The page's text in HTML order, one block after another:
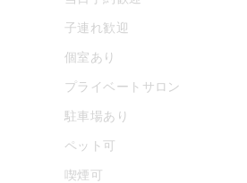
子連れ歓迎
個室あり
プライベートサロン
駐車場あり
ペット可
喫煙可